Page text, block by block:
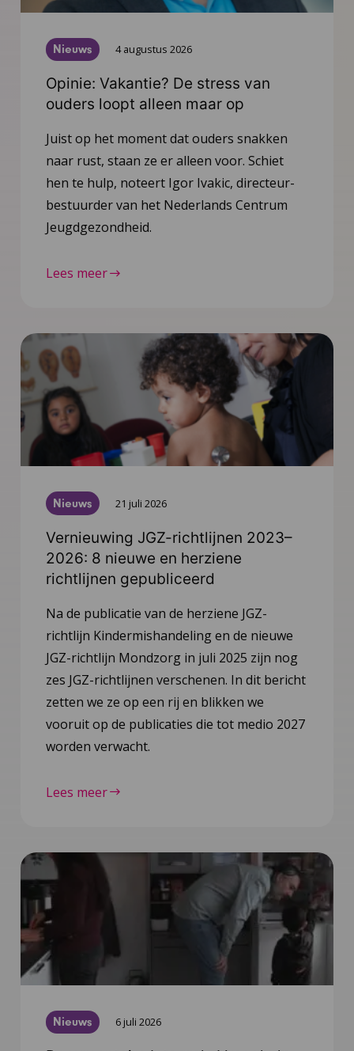
Nieuws 4 augustus 2026
Opinie: Vakantie? De stress van
ouders loopt alleen maar op
Juist op het moment dat ouders snakken
naar rust, staan ze er alleen voor. Schiet
hen te hulp, noteert Igor Ivakic, directeur-
bestuurder van het Nederlands Centrum
Jeugdgezondheid.
Lees meer
Nieuws 21 juli 2026
Vernieuwing JGZ-richtlijnen 2023–
2026: 8 nieuwe en herziene
richtlijnen gepubliceerd
Na de publicatie van de herziene JGZ-
richtlijn Kindermishandeling en de nieuwe
JGZ-richtlijn Mondzorg in juli 2025 zijn nog
zes JGZ-richtlijnen verschenen. In dit bericht
zetten we ze op een rij en blikken we
vooruit op de publicaties die tot medio 2027
worden verwacht.
Lees meer
Nieuws 6 juli 2026